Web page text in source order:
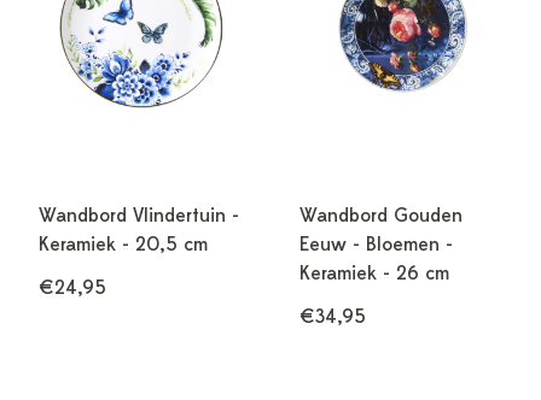
Wandbord Vlindertuin -
Keramiek - 20,5 cm
€24,95
Wandbord Gouden
Eeuw - Bloemen -
Keramiek - 26 cm
€34,95